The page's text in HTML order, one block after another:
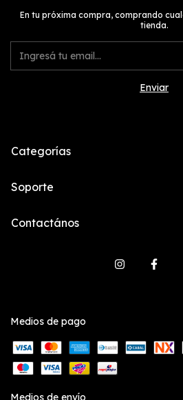
En tu próxima compra, comprando
tienda.
Categorías
Soporte
Contactános
Medios de pago
Medios de envío